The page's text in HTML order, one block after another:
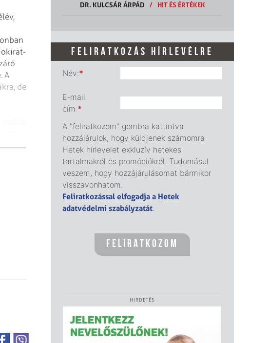
okirat-
A
de
DR. KULCSÁR ÁRPÁD
/ HIT ÉS ÉRTÉKEK
FELIRATKOZÁS HÍRLEVÉLRE
Név:*
E-mail
cím:*
A "feliratkozom" gombra kattintva
hozzájárulok, hogy küldjenek számomra
Hetek hírlevelet exkluzív hetekes
tartalmakról és promóciókról. Tudomásul
veszem, hogy hozzájárulásomat bármikor
visszavonhatom.
Feliratkozással elfogadja a Hetek
adatvédelmi szabályzatát.
HIRDETÉS